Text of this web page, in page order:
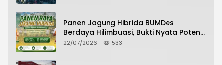
Panen Jagung Hibrida BUMDes
Berdaya Hilimbuasi, Bukti Nyata Potensi
Pertanian Desa
22/07/2026 533